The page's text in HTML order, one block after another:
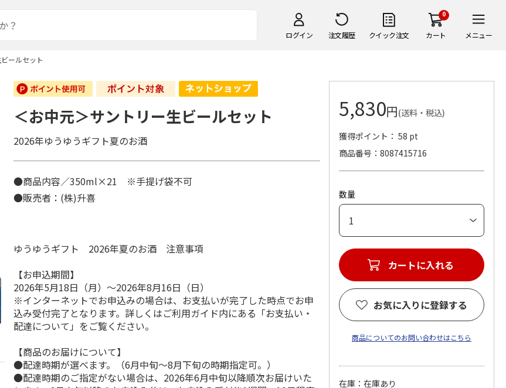
ログイン 注文履歴 クイック注文
0
カート メニュー
ールセット
＜お中元＞サントリー生ビールセット
2026年ゆうゆうギフト夏のお酒
●商品内容／350ml×21 ※手提げ袋不可
●販売者：(株)升喜
ゆうゆうギフト 2026年夏のお酒 注意事項
【お申込期間】
2026年5月18日（月）～2026年8月16日（日）
※インターネットでお申込みの場合は、お支払いが完了した時点でお申
込み受付完了となります。詳しくはご利用ガイド内にある「お支払い・
配達について」をご覧ください。
【商品のお届けについて】
●配達時期が選べます。（6月中旬～8月下旬の時期指定可。）
●配達時期のご指定がない場合は、2026年6月中旬以降順次お届けいた
5,830円(送料・税込)
獲得ポイント： 58 pt
商品番号
8087415716
数量
カートに入れる
お気に入りに登録する
商品についてのお問い合わせはこちら
在庫：在庫あり